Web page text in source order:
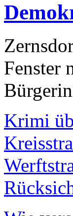
Fenster
Krimi